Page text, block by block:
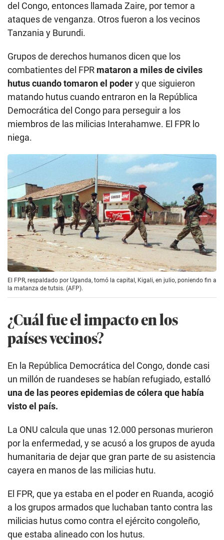
del Congo, entonces llamada Zaire, por temor a
ataques de venganza. Otros fueron a los vecinos
Tanzania y Burundi.
Grupos de derechos humanos dicen que los
combatientes del FPR mataron a miles de civiles
hutus cuando tomaron el podery que siguieron
matando hutus cuando entraron en la República
Democrática del Congo para perseguir a los
miembros de las milicias Interahamwe. El FPR lo
niega.
El FPR, respaldado por Uganda, tomó la capital, Kigali, en julio, poniendo fin a
la matanza de tutsis. (AFP).
¿Cuál fue el impacto en los
países vecinos?
En la República Democrática del Congo, donde casi
un millón de ruandeses se habían refugiado, estalló
una de las peores epidemias de cólera que había
visto el país.
La ONU calcula que unas 12.000 personas murieron
por la enfermedad, y se acusó a los grupos de ayuda
humanitaria de dejar que gran parte de su asistencia
cayera en manos de las milicias hutu.
El FPR, que ya estaba en el poder en Ruanda, acogió
a los grupos armados que luchaban tanto contra las
milicias hutus como contra el ejército congoleño,
que estaba alineado con los hutus.